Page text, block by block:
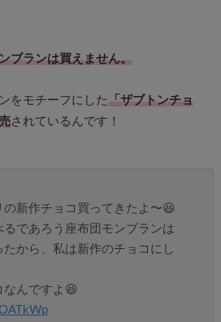
ブランは買えません。
をモチーフにした「ザブトンチョ
されているんです！
の新作チョコ買ってきたよ〜😆
であろう座布団モンブランは
たから、私は新作のチョコにし
なんですよ😆